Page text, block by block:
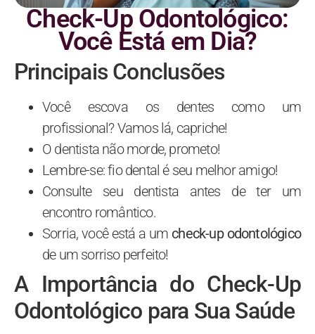
Check-Up Odontológico:
Você Está em Dia?
Principais Conclusões
Você escova os dentes como um
profissional? Vamos lá, capriche!
O dentista não morde, prometo!
Lembre-se: fio dental é seu melhor amigo!
Consulte seu dentista antes de ter um
encontro romântico.
Sorria, você está a um check-up odontológico
de um sorriso perfeito!
A Importância do Check-Up
Odontológico para Sua Saúde